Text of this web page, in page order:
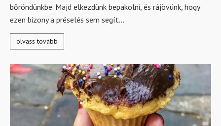
bőröndünkbe. Majd elkezdünk bepakolni, és rájövünk, hogy
ezen bizony a préselés sem segít...
olvass tovább